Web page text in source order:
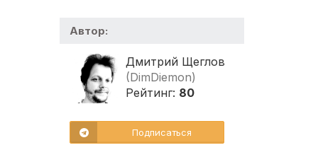
Автор:
Дмитрий Щеглов
(DimDiemon)
Рейтинг: 80
Подписаться